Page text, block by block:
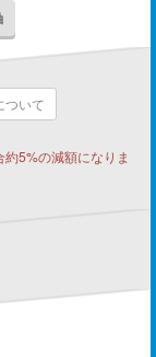
いて
5%の減額になりま